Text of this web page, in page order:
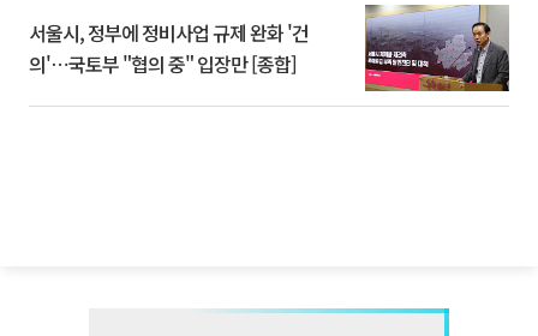
서울시, 정부에 정비사업 규제 완화 '건
의'⋯국토부 "협의 중" 입장만 [종합]